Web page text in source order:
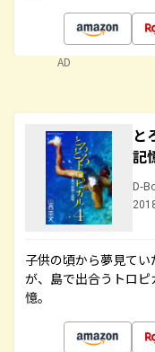
AD
と
記
D-
子供の頃から夢見て
が、島で出合うトロ
憶。